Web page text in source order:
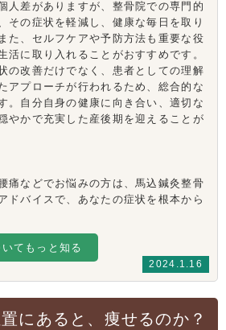
人差がありますが、整骨院での専門的
その症状を軽減し、健康な毎日を取り
た、セルフケアや予防方法も重要な役
活に取り入れることがおすすめです。
の改善だけでなく、患者としての理解
アプローチが行われるため、総合的な
。自分自身の健康に向き合い、適切な
やかで充実した産後期を迎えることが
痛などでお悩みの方は、馬込鍼灸整骨
ドバイスで、あなたの症状を根本から
てもっと知る
2024.1.16
にあると、痩せるのか？